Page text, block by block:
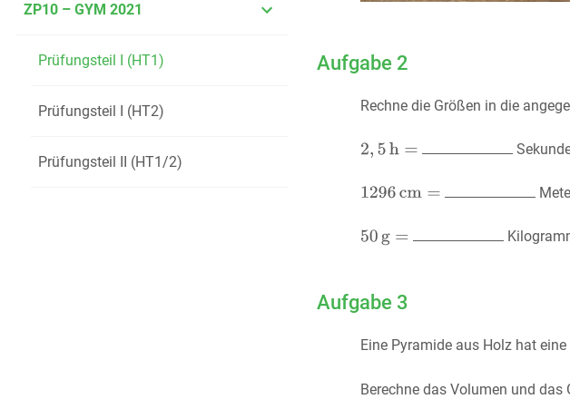
ZP10 – GYM 2021
Prüfungsteil I (HT1)
Prüfungsteil I (HT2)
Prüfungsteil II (HT1/2)
Aufgabe 2
Rechne die Größen in die
Aufgabe 3
Eine Pyramide aus Holz hat
Berechne das Volumen und das